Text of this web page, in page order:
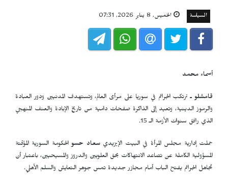
السياسة الخميس, 8 يناير 2026, 07:31
أسماء محمد
قامشلو ـ ترتكب الجرائم في سوريا على مرأى العالم، وتستهدف المدنيين ودور العبادة
والرموز الدينية، وتعيد إلى الذاكرة صفحات دامية من تاريخ الإبادة والعنف المنهجي
الذي رافق سنوات الأزمة الـ 15.
حملت إدارية مجلس المرأة في البيت الإيزيديسعاد حسو الحكومة السورية المؤقتة
المسؤولية الكاملة عن تصاعد الانتهاكات بحق العلويين والدروز والمسيحيين، باعتبار أن
تجاهل الجرائم يفتح الباب أمام مجازر جديدة تمس جوهر التعايش والسلم الأهلي.